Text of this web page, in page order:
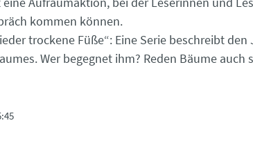
kommen können.
trockene Füße“: Eine Serie beschreibt
Wer begegnet ihm? Reden Bäume auch